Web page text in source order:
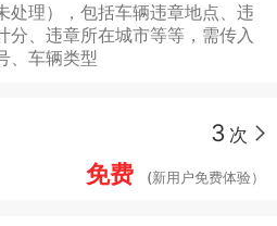
处理），包括车辆违章地点、违
分、违章所在城市等等，需传入
、车辆类型
3 次
免费 (新用户免费体验）